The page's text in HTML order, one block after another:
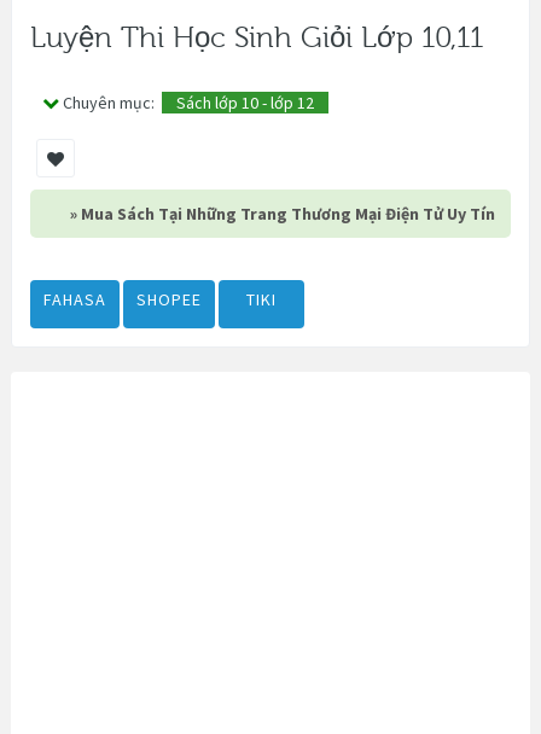
Luyện Thi Học Sinh Giỏi Lớp 10,11
Chuyên mục: Sách lớp 10 - lớp 12
» Mua Sách Tại Những Trang Thương Mại Điện Tử Uy Tín
FAHASA SHOPEE TIKI